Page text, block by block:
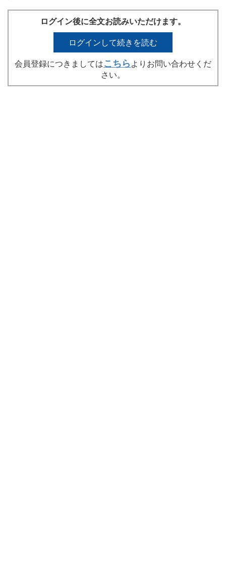
ログイン後に全文お読みいただけます。
ログインして続きを読む
会員登録につきましてはこちら よりお問い合わせくだ
さい。